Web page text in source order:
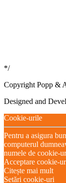
*/
Copyright Popp &
Designed and
Cookie-urile
Pentru a asigura
computerul
numele de cookie-
Acceptare cookie-
Citește mai mult
Setări cookie-uri